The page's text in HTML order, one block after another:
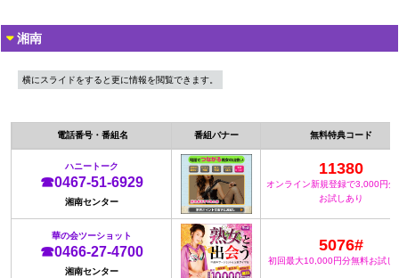
湘南
横にスライドをすると更に情報を閲覧できます。
電話番号・番組名 番組バナー 無料特典コード
ハニートーク
☎0467-51-6929
湘南センター
11380
オンライン新規登録で3,000円分
お試しあり
華の会ツーショット
☎0466-27-4700
湘南センター
5076#
初回最大10,000円分無料お試し